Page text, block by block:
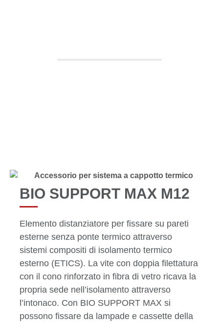
BIO SUPPORT MAX M12
Elemento distanziatore per fissare su pareti
esterne senza ponte termico attraverso
sistemi compositi di isolamento termico
esterno (ETICS). La vite con doppia filettatura
con il cono rinforzato in fibra di vetro ricava la
propria sede nell’isolamento attraverso
l’intonaco. Con BIO SUPPORT MAX si
possono fissare da lampade e cassette della